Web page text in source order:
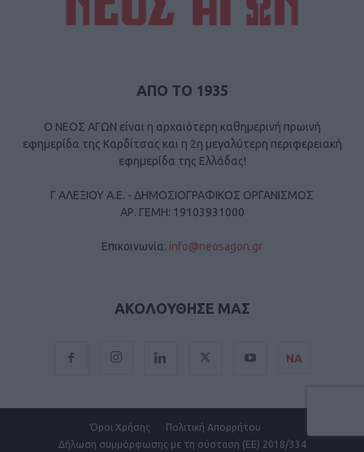
ΑΠΟ ΤΟ 1935
Ο ΝΕΟΣ ΑΓΩΝ είναι η αρχαιότερη καθημερινή πρωινή
εφημερίδα της Καρδίτσας και η 2η μεγαλύτερη περιφερειακή
εφημερίδα της Ελλάδας!
Γ ΑΛΕΞΙΟΥ Α.Ε. - ΔΗΜΟΣΙΟΓΡΑΦΙΚΟΣ ΟΡΓΑΝΙΣΜΟΣ
ΑΡ. ΓΕΜΗ: 19103931000
Επικοινωνία: info@neosagon.gr
ΑΚΟΛΟΥΘΗΣΕ ΜΑΣ
ΝΑ
Όροι Χρήσης
Πολιτική Απορρήτου
Δήλωση συμμόρφωσης με τη σύσταση (ΕΕ) 2018/334